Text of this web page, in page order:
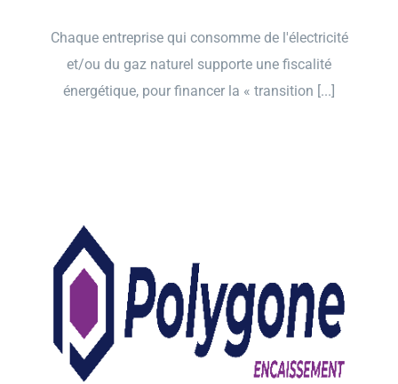
Chaque entreprise qui consomme de l'électricité
et/ou du gaz naturel supporte une fiscalité
énergétique, pour financer la « transition [...]